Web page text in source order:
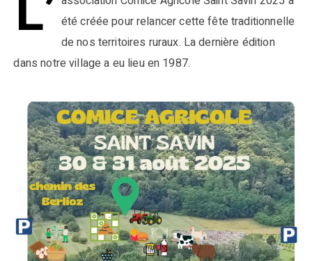
été créée pour relancer cette fête traditionnelle
de nos territoires ruraux. La dernière édition
dans notre village a eu lieu en 1987.